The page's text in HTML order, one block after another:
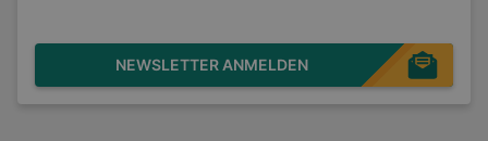
NEWSLETTER ANMELDEN